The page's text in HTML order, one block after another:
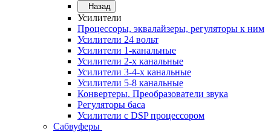
Назад
Усилители
Процессоры, эквалайзеры, регуляторы к ним
Усилители 24 вольт
Усилители 1-канальные
Усилители 2-х канальные
Усилители 3-4-х канальные
Усилители 5-8 канальные
Конвертеры. Преобразователи звука
Регуляторы баса
Усилители с DSP процессором
Сабвуферы